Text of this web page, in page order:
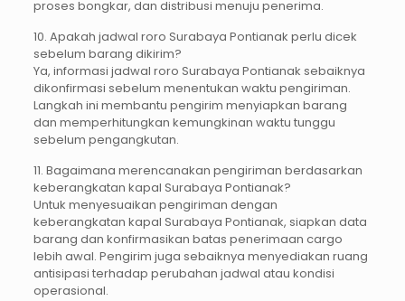
proses bongkar, dan distribusi menuju penerima.
10. Apakah jadwal roro Surabaya Pontianak perlu dicek
sebelum barang dikirim?
Ya, informasi jadwal roro Surabaya Pontianak sebaiknya
dikonfirmasi sebelum menentukan waktu pengiriman.
Langkah ini membantu pengirim menyiapkan barang
dan memperhitungkan kemungkinan waktu tunggu
sebelum pengangkutan.
11. Bagaimana merencanakan pengiriman berdasarkan
keberangkatan kapal Surabaya Pontianak?
Untuk menyesuaikan pengiriman dengan
keberangkatan kapal Surabaya Pontianak, siapkan data
barang dan konfirmasikan batas penerimaan cargo
lebih awal. Pengirim juga sebaiknya menyediakan ruang
antisipasi terhadap perubahan jadwal atau kondisi
operasional.